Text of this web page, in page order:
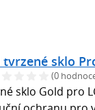
tvrzené sklo
(0
sklo Gold pro